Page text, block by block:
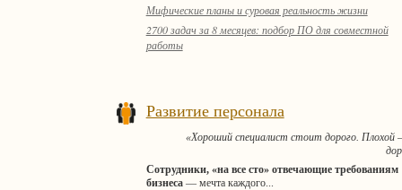
Мифические планы и суровая реальность жизни
2700 задач за 8 месяцев: подбор ПО для совместной
работы
Развитие персонала
«Хороший специалист стоит дорого. Плохой
Сотрудники, «на все сто» отвечающие требованиям
бизнеса — мечта каждого...